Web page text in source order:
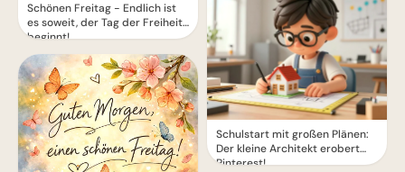
Schönen Freitag - Endlich ist
es soweit, der Tag der Freiheit
beginnt!
Schulstart mit großen Plänen:
Der kleine Architekt erobert
Pinterest!